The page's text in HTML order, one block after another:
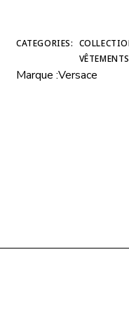
CATEGORIES:
VÊTEMENTS
Marque :Versace